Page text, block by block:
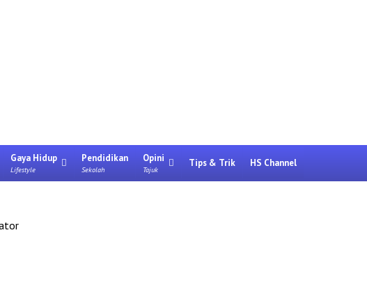
Gaya Hidup
Lifestyle
Pendidikan
Sekolah
Opini
Tajuk
Tips & Trik HS Channel